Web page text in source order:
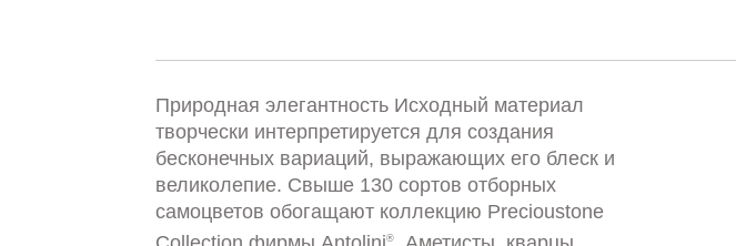
Природная элегантность Исходный материал
творчески интерпретируется для создания
бесконечных вариаций, выражающих его блеск и
великолепие. Свыше 130 сортов отборных
самоцветов обогащают коллекцию Precioustone
®